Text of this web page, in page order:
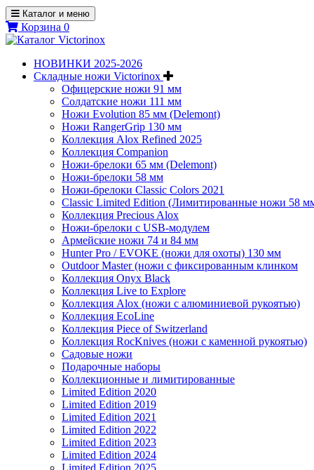
Каталог и меню
Корзина 0
НОВИНКИ 2025-2026
Складные ножи Victorinox
Офицерские ножи 91 мм
Солдатские ножи 111 мм
Ножи Evolution 85 мм (Delemont)
Ножи RangerGrip 130 мм
Коллекция Alox Refined 2025
Коллекция Companion
Ножи-брелоки 65 мм (Delemont)
Ножи-брелоки 58 мм
Ножи-брелоки Classic Colors 2021
Classic Limited Edition (Лимитированные ножи 58
Коллекция Precious Alox
Ножи-брелоки с USB-модулем
Армейские ножи 74 и 84 мм
Hunter Pro / EVOKE (ножи для охоты) 130 мм
Outdoor Master (ножи с фиксированным клинком
Коллекция Onyx Black
Коллекция Live to Explore
Коллекция Alox (ножи с алюминиевой рукоятью)
Коллекция EcoLine
Коллекция Piece of Switzerland
Коллекция RocKnives (ножи с каменной рукоятью)
Садовые ножи
Подарочные наборы
Коллекционные и лимитированные
Limited Edition 2020
Limited Edition 2019
Limited Edition 2021
Limited Edition 2022
Limited Edition 2023
Limited Edition 2024
Limited Edition 2025